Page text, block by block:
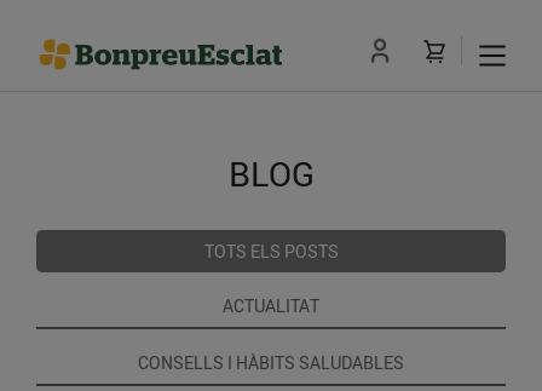
BLOG
TOTS ELS POSTS
ACTUALITAT
CONSELLS I HÀBITS SALUDABLES